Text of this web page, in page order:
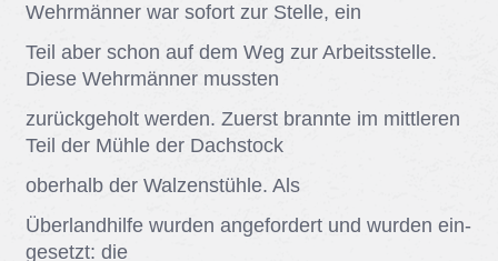
Wehr­män­ner war so­fort zur Stel­le, ein
Teil aber schon auf dem Weg zur Ar­beits­stel­le.
Die­se Wehr­män­ner muss­ten
zu­rück­ge­holt wer­den. Zu­erst brann­te im mitt­le­ren
Teil der Müh­le der Dach­stock
ober­halb der Wal­zen­stüh­le. Als
Über­land­hil­fe wur­den an­ge­for­dert und wur­den ein­
ge­setzt: die